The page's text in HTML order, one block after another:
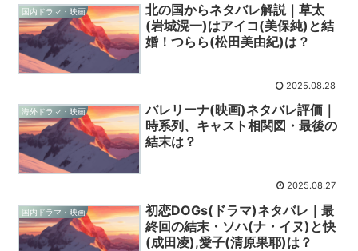
国内ドラマ・映画
北の国からネタバレ解説｜草太
(岩城滉一)はアイコ(美保純)と結
婚！つらら(松田美由紀)は？
2025.08.28
海外ドラマ・映画
バレリーナ(映画)ネタバレ評価｜
時系列、キャスト相関図・最後の
結末は？
2025.08.27
国内ドラマ・映画
初恋DOGs(ドラマ)ネタバレ｜最
終回の結末・ソハ(ナ・イヌ)と快
(成田凌),愛子(清原果耶)は？